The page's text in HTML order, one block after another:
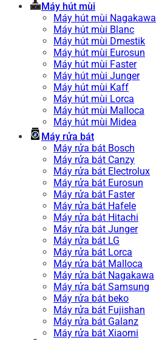
Máy hút mùi
Máy hút mùi Nagakawa
Máy hút mùi Blanc
Máy hút mùi Dmestik
Máy hút mùi Eurosun
Máy hút mùi Faster
Máy hút mùi Junger
Máy hút mùi Kaff
Máy hút mùi Lorca
Máy hút mùi Malloca
Máy hút mùi Midea
Máy rửa bát
Máy rửa bát Bosch
Máy rửa bát Canzy
Máy rửa bát Electrolux
Máy rửa bát Eurosun
Máy rửa bát Faster
Máy rửa bát Hafele
Máy rửa bát Hitachi
Máy rửa bát Junger
Máy rửa bát LG
Máy rửa bát Lorca
Máy rửa bát Malloca
Máy rửa bát Nagakawa
Máy rửa bát Samsung
Máy rửa bát beko
Máy rửa bát Fujishan
Máy rửa bát Galanz
Máy rửa bát Xiaomi